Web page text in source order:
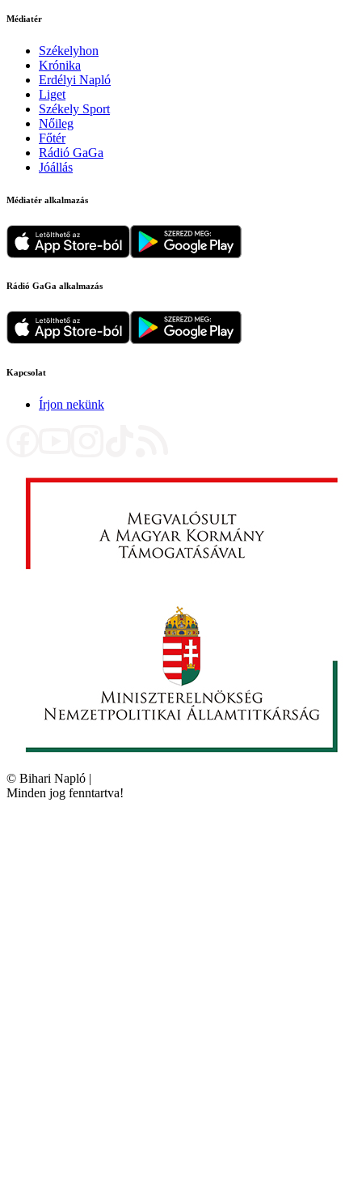
Médiatér
Székelyhon
Krónika
Erdélyi Napló
Liget
Székely Sport
Nőileg
Főtér
Rádió GaGa
Jóállás
Médiatér alkalmazás
Rádió GaGa alkalmazás
Kapcsolat
Írjon nekünk
© Bihari Napló |
Minden jog fenntartva!